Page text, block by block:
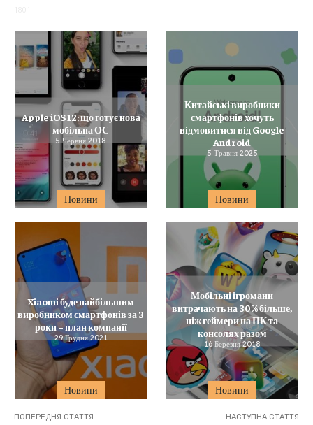
Новини
Apple iOS 12: що готує нова
мобільна ОС
5 Червня 2018
Новини
Китайські виробники
смартфонів хочуть
відмовитися від Google
Android
5 Травня 2025
Новини
Xiaomi буде найбільшим
виробником смартфонів за 3
роки – план компанії
29 Грудня 2021
Новини
Мобільні ігромани
витрачають на 30% більше,
ніж геймери на ПК та
консолях разом
16 Березня 2018
ПОПЕРЕДНЯ СТАТТЯ НАСТУПНА СТАТТЯ